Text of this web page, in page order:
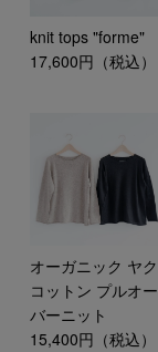
knit tops "forme"
17,600円（税込）
オーガニック ヤク
コットン プルオー
バーニット
15,400円（税込）